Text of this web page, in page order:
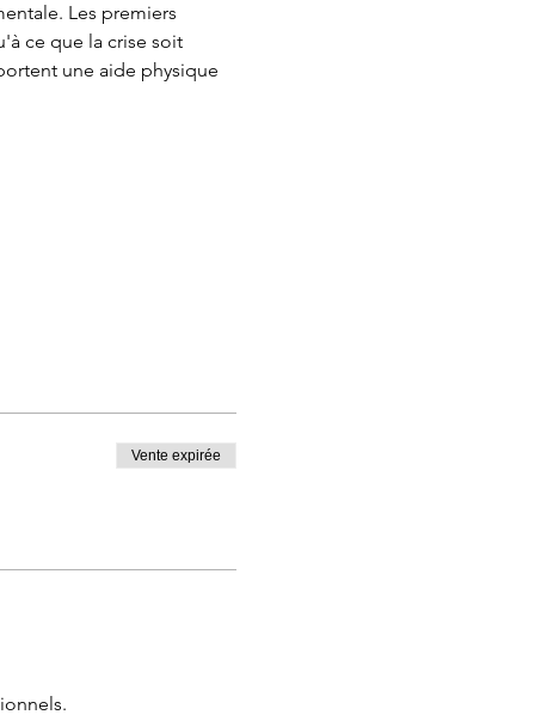
Les premiers
ce que la crise soit
une aide physique
Vente expirée